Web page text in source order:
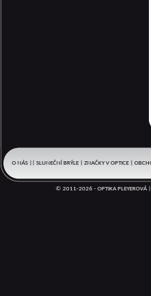
O NÁS SLUNEČNÍ BRÝLE ZNAČKY V OPTICE
© 2011-2026 - OPTIKA